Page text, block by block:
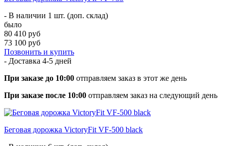
- В наличии 1 шт. (доп. склад)
было
80 410 руб
73 100 руб
Позвонить и купить
- Доставка 4-5 дней
При заказе до 10:00 отправляем заказ в этот же день
При заказе после 10:00 отправляем заказ на следующий день
Беговая дорожка VictoryFit VF-500 black